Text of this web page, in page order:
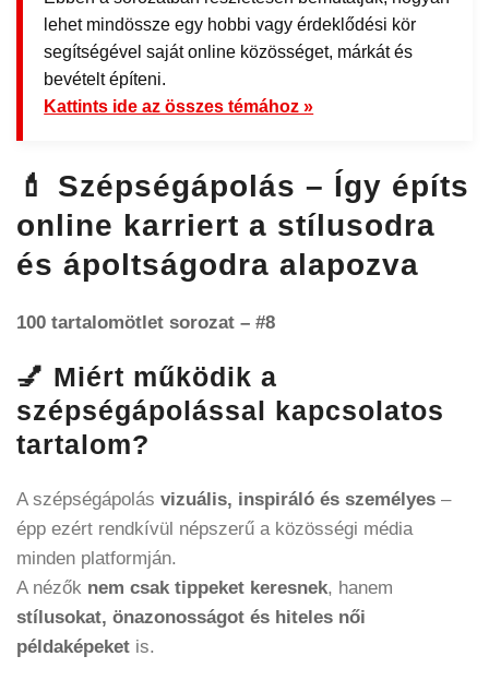
lehet mindössze egy hobbi vagy érdeklődési kör
segítségével saját online közösséget, márkát és
bevételt építeni.
Kattints ide az összes témához »
💄 Szépségápolás – Így építs
online karriert a stílusodra
és ápoltságodra alapozva
100 tartalomötlet sorozat – #8
💅 Miért működik a
szépségápolással kapcsolatos
tartalom?
A szépségápolás vizuális, inspiráló és személyes –
épp ezért rendkívül népszerű a közösségi média
minden platformján.
A nézők nem csak tippeket keresnek, hanem
stílusokat, önazonosságot és hiteles női
példaképeket is.